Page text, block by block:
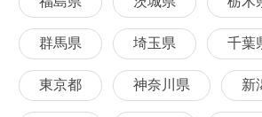
群馬県 埼玉県 千葉
東京都 神奈川県 新